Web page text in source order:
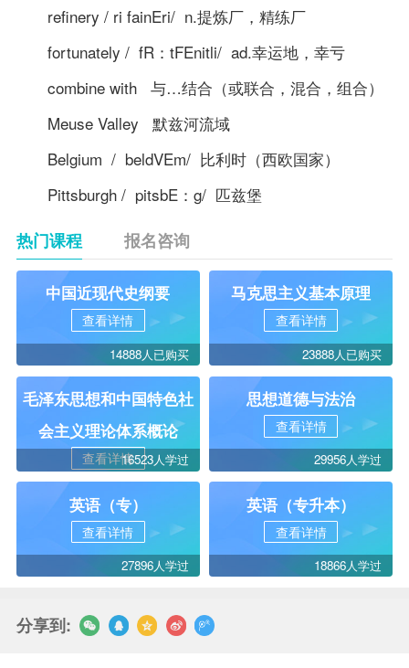
refinery / ri fainEri/ n.提炼厂，精练厂
fortunately / fR：tFEnitli/ ad.幸运地，幸亏
combine with 与…结合（或联合，混合，组合）
Meuse Valley 默兹河流域
Belgium / beldVEm/ 比利时（西欧国家）
Pittsburgh / pitsbE：g/ 匹兹堡
热门课程 报名咨询
中国近现代史纲要
查看详情
14888人已购买
马克思主义基本原理
查看详情
23888人已购买
毛泽东思想和中国特色社
会主义理论体系概论
查看详情16523人学过
思想道德与法治
查看详情
29956人学过
英语（专）
查看详情
27896人学过
英语（专升本）
查看详情
18866人学过
分享到: